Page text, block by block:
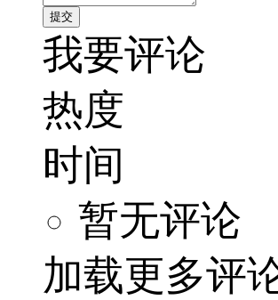
我要评论
热度
时间
暂无评论
加载更多评